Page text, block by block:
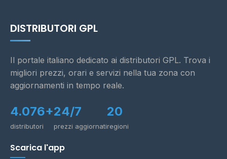
DISTRIBUTORI GPL
Il portale italiano dedicato ai distributori GPL. Trova i
migliori prezzi, orari e servizi nella tua zona con
aggiornamenti in tempo reale.
4.076+
distributori
24/7
prezzi aggiornati
20
regioni
Scarica l'app